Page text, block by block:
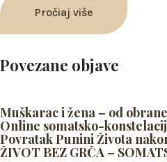
Pročiaj više
Povezane objave
Muškarac i žena – od
Online somatsko-
Povratak Punini Života
ŽIVOT BEZ GRČA –